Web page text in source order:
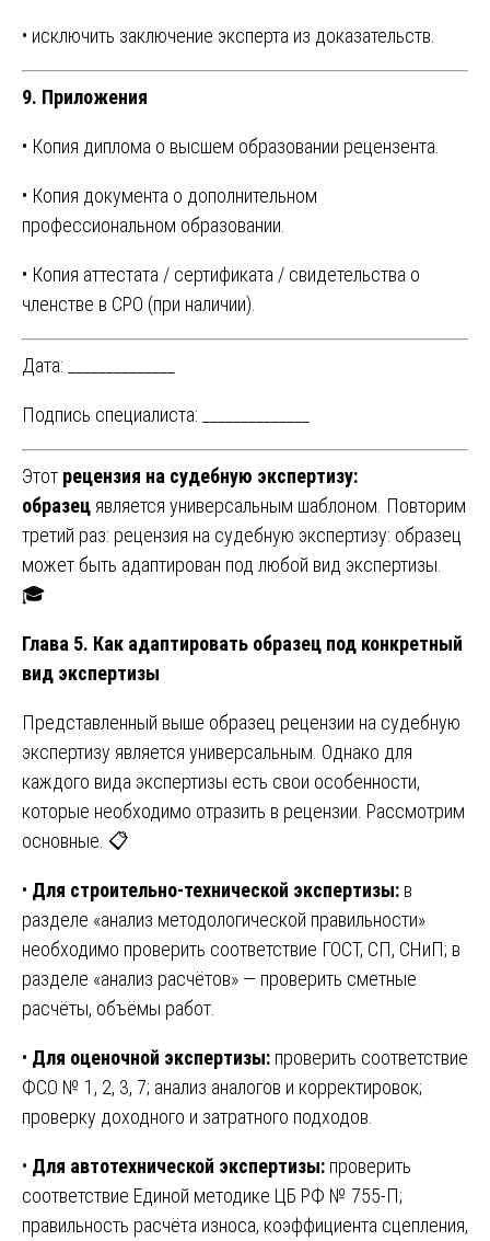
• исключить заключение эксперта из доказательств.
9. Приложения
• Копия диплома о высшем образовании рецензента.
• Копия документа о дополнительном
профессиональном образовании.
• Копия аттестата / сертификата / свидетельства о
членстве в СРО (при наличии).
Дата: ______________
Подпись специалиста: ______________
Этот рецензия на судебную экспертизу:
образец является универсальным шаблоном. Повторим
третий раз: рецензия на судебную экспертизу: образец
может быть адаптирован под любой вид экспертизы.
🎓
Глава 5. Как адаптировать образец под конкретный
вид экспертизы
Представленный выше образец рецензии на судебную
экспертизу является универсальным. Однако для
каждого вида экспертизы есть свои особенности,
которые необходимо отразить в рецензии. Рассмотрим
основные. 📋
• Для строительно-технической экспертизы: в
разделе «анализ методологической правильности»
необходимо проверить соответствие ГОСТ, СП, СНиП; в
разделе «анализ расчётов» — проверить сметные
расчёты, объёмы работ.
• Для оценочной экспертизы: проверить соответствие
ФСО № 1, 2, 3, 7; анализ аналогов и корректировок;
проверку доходного и затратного подходов.
• Для автотехнической экспертизы: проверить
соответствие Единой методике ЦБ РФ № 755-П;
правильность расчёта износа, коэффициента сцепления,